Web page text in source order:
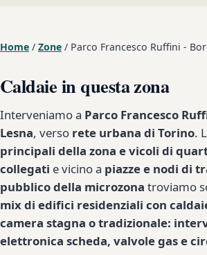
Home / Zone / Parco Francesco Ruffini -
Caldaie in questa zona
Interveniamo a Parco Francesco
Lesna, verso rete urbana di Torino.
principali della zona e vicoli di
collegati e vicino a piazze e nodi di
pubblico della microzona troviamo
mix di edifici residenziali con
camera stagna o tradizionale:
elettronica scheda, valvole gas e